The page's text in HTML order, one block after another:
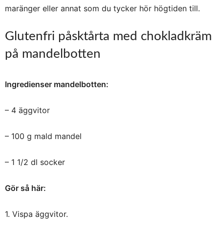
maränger eller annat som du tycker hör högtiden till.
Glutenfri påsktårta med chokladkräm
på mandelbotten
Ingredienser mandelbotten:
– 4 äggvitor
– 100 g mald mandel
– 1 1/2 dl socker
Gör så här:
1. Vispa äggvitor.